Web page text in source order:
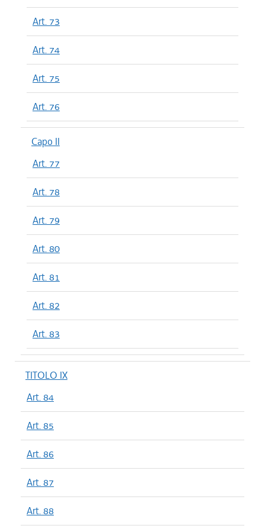
Art. 73
Art. 74
Art. 75
Art. 76
Capo II
Art. 77
Art. 78
Art. 79
Art. 80
Art. 81
Art. 82
Art. 83
TITOLO IX
Art. 84
Art. 85
Art. 86
Art. 87
Art. 88